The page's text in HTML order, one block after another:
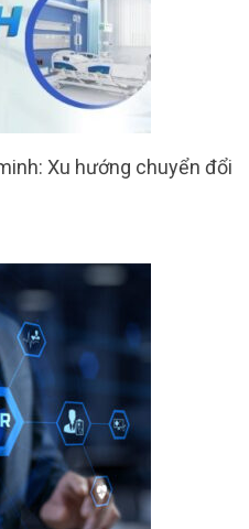
Xu hướng chuyển đổi